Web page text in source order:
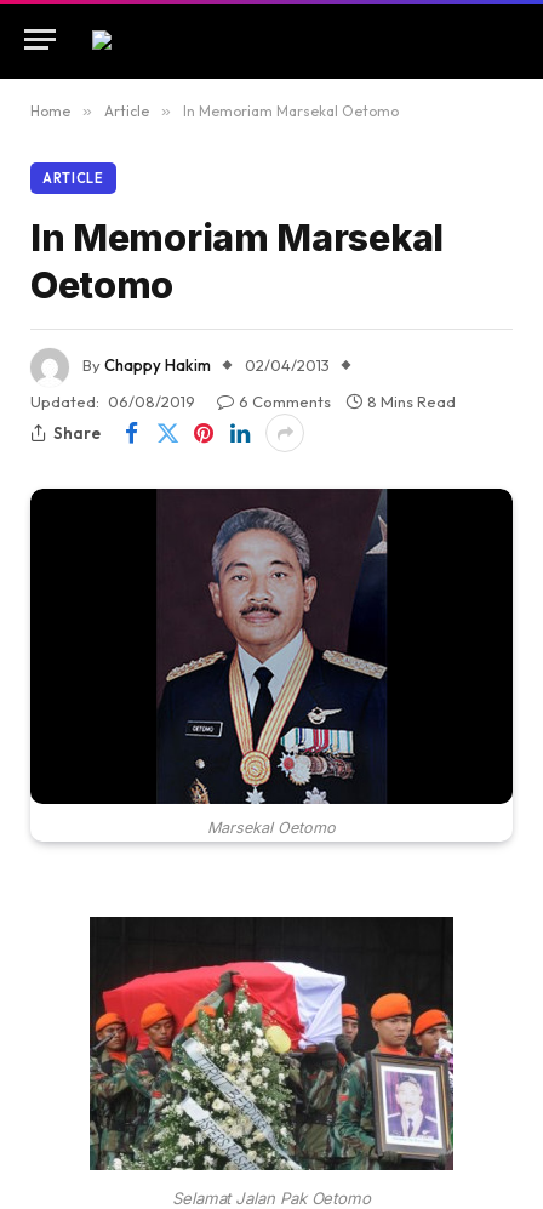
Home » Article » In Memoriam Marsekal Oetomo
ARTICLE
In Memoriam Marsekal
Oetomo
ByChappy Hakim
02/04/2013
Updated: 06/08/2019 6 Comments
8 Mins Read
Share
Marsekal Oetomo
Selamat Jalan Pak Oetomo